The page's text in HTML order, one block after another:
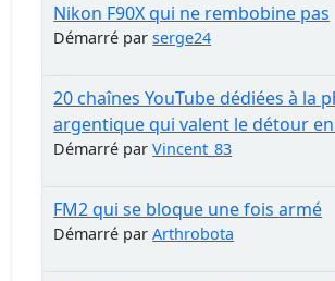
Nikon F90X qui ne rembobine pas
Démarré parserge24
20 chaînes YouTube dédiées à la
argentique qui valent le détour
Démarré parVincent_83
FM2 qui se bloque une fois armé
Démarré parArthrobota